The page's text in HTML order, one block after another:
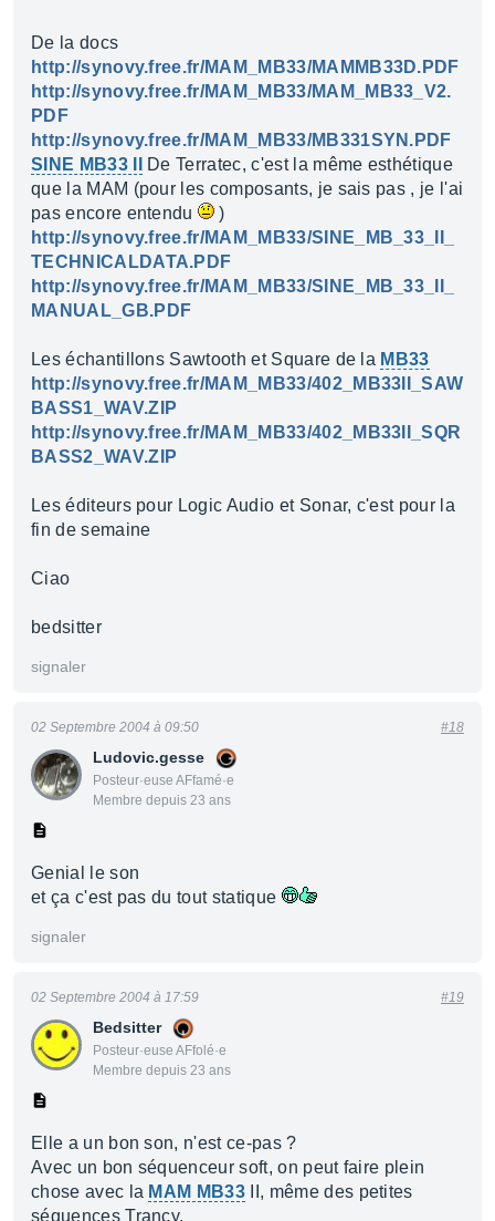
De la docs
http://synovy.free.fr/MAM_MB33/MAMMB33D.PDF
http://synovy.free.fr/MAM_MB33/MAM_MB33_V2.
PDF
http://synovy.free.fr/MAM_MB33/MB331SYN.PDF
SINE MB33 II
De Terratec, c'est la même esthétique
que la MAM (pour les composants, je sais pas , je l'ai
pas encore entendu
)
http://synovy.free.fr/MAM_MB33/SINE_MB_33_II_
TECHNICALDATA.PDF
http://synovy.free.fr/MAM_MB33/SINE_MB_33_II_
MANUAL_GB.PDF
Les échantillons Sawtooth et Square de la MB33
http://synovy.free.fr/MAM_MB33/402_MB33II_SAW
BASS1_WAV.ZIP
http://synovy.free.fr/MAM_MB33/402_MB33II_SQR
BASS2_WAV.ZIP
Les éditeurs pour Logic Audio et Sonar, c'est pour la
fin de semaine
Ciao
bedsitter
signaler
Ludovic.gesse
Posteur·euse AFfamé·e
Membre depuis 23 ans
02 Septembre 2004 à 09:50 #18
Genial le son
et ça c'est pas du tout statique
signaler
Bedsitter
Posteur·euse AFfolé·e
Membre depuis 23 ans
02 Septembre 2004 à 17:59 #19
Elle a un bon son, n'est ce-pas ?
Avec un bon séquenceur soft, on peut faire plein
chose avec la MAM MB33 II, même des petites
séquences Trancy.